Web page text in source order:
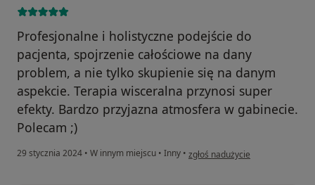
Profesjonalne i holistyczne podejście do
pacjenta, spojrzenie całościowe na dany
problem, a nie tylko skupienie się na danym
aspekcie. Terapia wisceralna przynosi super
efekty. Bardzo przyjazna atmosfera w gabinecie.
Polecam ;)
29 stycznia 2024 • W innym miejscu • Inny • w opinii użytkownika Natalia P.
zgłoś nadużycie